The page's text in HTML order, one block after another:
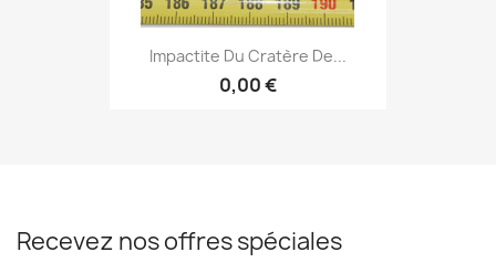
Impactite Du Cratère De...
0,00 €
Recevez nos offres spéciales